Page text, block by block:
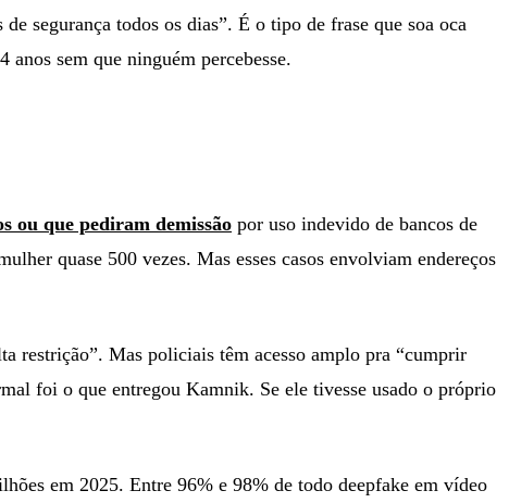
segurança todos os dias”. É o tipo de frase que soa oca
sem que ninguém percebesse.
ou que pediram demissão por uso indevido de bancos de
quase 500 vezes. Mas esses casos envolviam endereços
restrição”. Mas policiais têm acesso amplo pra “cumprir
foi o que entregou Kamnik. Se ele tivesse usado o próprio
em 2025. Entre 96% e 98% de todo deepfake em vídeo